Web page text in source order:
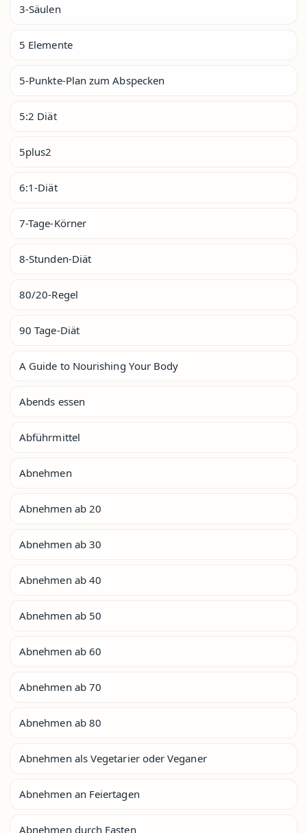
3-Säulen
5 Elemente
5-Punkte-Plan zum Abspecken
5:2 Diät
5plus2
6:1-Diät
7-Tage-Körner
8-Stunden-Diät
80/20-Regel
90 Tage-Diät
A Guide to Nourishing Your Body
Abends essen
Abführmittel
Abnehmen
Abnehmen ab 20
Abnehmen ab 30
Abnehmen ab 40
Abnehmen ab 50
Abnehmen ab 60
Abnehmen ab 70
Abnehmen ab 80
Abnehmen als Vegetarier oder Veganer
Abnehmen an Feiertagen
Abnehmen durch Fasten